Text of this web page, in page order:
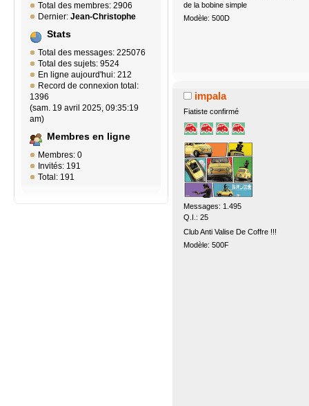
Total des membres: 2906
Dernier: Jean-Christophe
Stats
Total des messages: 225076
Total des sujets: 9524
En ligne aujourd'hui: 212
Record de connexion total:
1396
(sam. 19 avril 2025, 09:35:19
am)
Membres en ligne
Membres: 0
Invités: 191
Total: 191
de la bobine simple
Modèle: 500D
impala
Fiatiste confirmé
Messages: 1.495
Q.I.: 25
Club Anti Valise De Coffre !!!
Modèle: 500F